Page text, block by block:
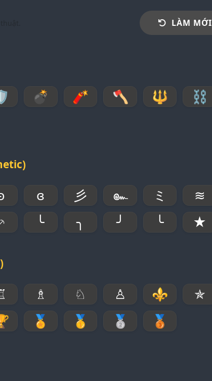
LÀM MỚI
💣 🧨 🪓 🔱 ⛓
ɞ 彡 ๛ ミ ≋
╰ ╮ ╯ ╰ ★
♗ ♘ ♙ ⚜ ✯
🏅 🥇 🥈 🥉